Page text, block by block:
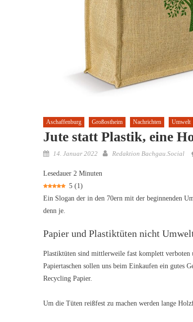
Aschaffenburg Großostheim Nachrichten Umwelt
Jute statt Plastik, eine
Posted
14. Januar 2022 Author
Redaktion Bachgau.Social
Lesedauer 2 Minuten
5 (1)
Ein Slogan der in den 70ern mit der beginnenden
denn je.
Papier und Plastiktüten nicht
Plastiktüten sind mittlerweile fast komplett
Papiertaschen sollen uns beim Einkaufen ein gutes
Recycling Papier.
Um die Tüten reißfest zu machen werden lange